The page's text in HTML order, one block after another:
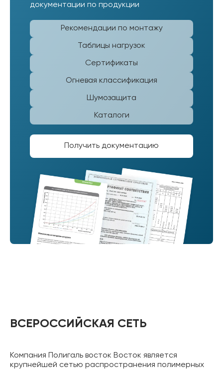
документации по продукции
Рекомендации по монтажу
Таблицы нагрузок
Сертификаты
Огневая классификация
Шумозащита
Каталоги
Получить документацию
ВСЕРОССИЙСКАЯ СЕТЬ
Компания Полигаль восток Восток является
крупнейшей сетью распространения полимерных